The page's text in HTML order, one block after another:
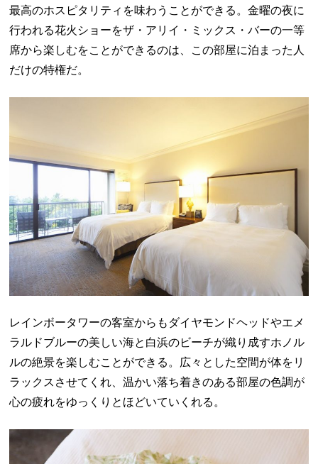
最高のホスピタリティを味わうことができる。金曜の夜に
行われる花火ショーをザ・アリイ・ミックス・バーの一等
席から楽しむをことができるのは、この部屋に泊まった人
だけの特権だ。
レインボータワーの客室からもダイヤモンドヘッドやエメ
ラルドブルーの美しい海と白浜のビーチが織り成すホノル
ルの絶景を楽しむことができる。広々とした空間が体をリ
ラックスさせてくれ、温かい落ち着きのある部屋の色調が
心の疲れをゆっくりとほどいていくれる。